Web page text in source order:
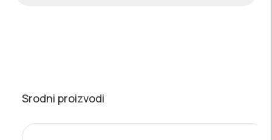
Srodni proizvodi